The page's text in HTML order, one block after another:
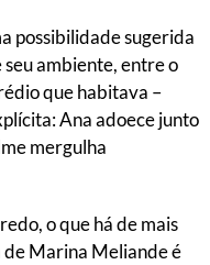
possibilidade sugerida
seu ambiente, entre o
que habitava –
Ana adoece junto
mergulha
o que há de mais
de Marina Meliande é